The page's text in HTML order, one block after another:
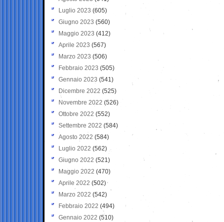
Luglio 2023 (605)
Giugno 2023 (560)
Maggio 2023 (412)
Aprile 2023 (567)
Marzo 2023 (506)
Febbraio 2023 (505)
Gennaio 2023 (541)
Dicembre 2022 (525)
Novembre 2022 (526)
Ottobre 2022 (552)
Settembre 2022 (584)
Agosto 2022 (584)
Luglio 2022 (562)
Giugno 2022 (521)
Maggio 2022 (470)
Aprile 2022 (502)
Marzo 2022 (542)
Febbraio 2022 (494)
Gennaio 2022 (510)